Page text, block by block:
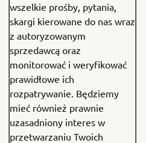
wszelkie prośby, pytania,
skargi kierowane do nas wraz
z autoryzowanym
sprzedawcą oraz
monitorować i weryfikować
prawidłowe ich
rozpatrywanie. Będziemy
mieć również prawnie
uzasadniony interes w
przetwarzaniu Twoich